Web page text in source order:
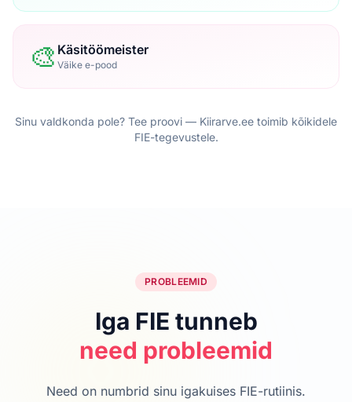
🎨 Käsitöömeister
Väike e-pood
Sinu valdkonda pole? Tee proovi — Kiirarve.ee toimib kõikidele
FIE-tegevustele.
PROBLEEMID
Iga FIE tunneb
need probleemid
Need on numbrid sinu igakuises FIE-rutiinis.